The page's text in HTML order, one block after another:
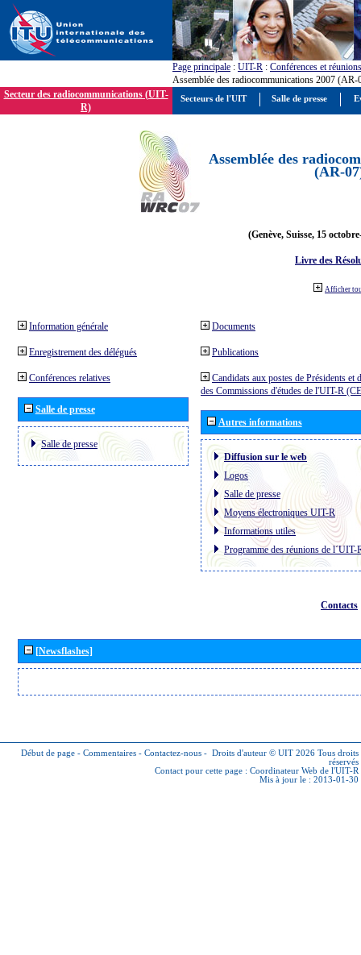
Page principale : UIT-R : Conférences et réunions
Assemblée des radiocommunications 2007 (AR-
Secteur des radiocommunications (UIT-
R)
Assemblée des
(AR-
(Genève, Suisse, 15
Livre des
Afficher
Information générale
Enregistrement des délégués
Conférences relatives
Salle de presse
Salle de presse
Documents
Publications
Candidats aux postes de Présidents et
des Commissions d'études de l'UIT-R
Autres informations
Diffusion sur le web
Logos
Salle de presse
Moyens électroniques UIT-R
Informations utiles
Programme des réunions de l´UIT-
Contacts
[Newsflashes]
Début de page - Commentaires - Contactez-nous - Droits d'auteur © UIT 2026 Tous droits
réservés
Contact pour cette page : Coordinateur Web de l'UIT-R
Mis à jour le : 2013-01-30
Secteurs de l'UIT Salle de presse